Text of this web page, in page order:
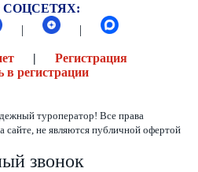
| |
| Регистрация
регистрации
туроператор! Все права
сайте, не являются публичной офертой
звонок